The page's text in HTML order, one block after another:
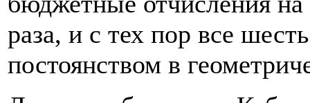
раза, и с тех пор все
постоянством в